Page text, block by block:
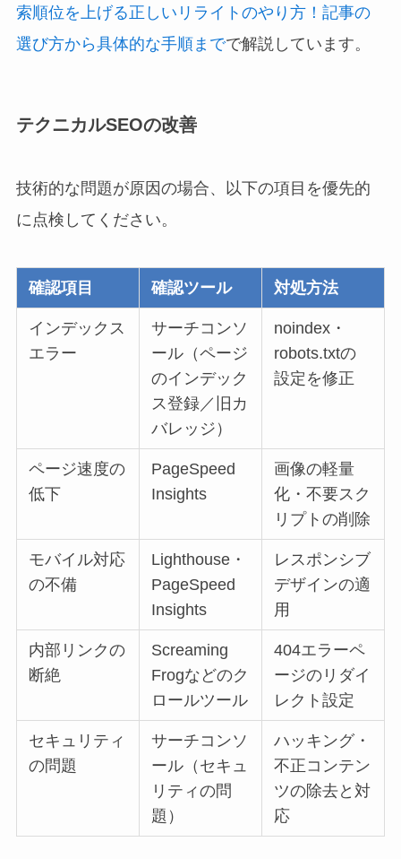
索順位を上げる正しいリライトのやり方！記事の
選び方から具体的な手順までで解説しています。
テクニカルSEOの改善
技術的な問題が原因の場合、以下の項目を優先的
に点検してください。
確認項目 確認ツール 対処方法
インデックス
エラー
サーチコンソ
ール（ページ
のインデック
ス登録／旧カ
バレッジ）
noindex・
robots.txtの
設定を修正
ページ速度の
低下
PageSpeed
Insights
画像の軽量
化・不要スク
リプトの削除
モバイル対応
の不備
Lighthouse・
PageSpeed
Insights
レスポンシブ
デザインの適
用
内部リンクの
断絶
Screaming
Frogなどのク
ロールツール
404エラーペ
ージのリダイ
レクト設定
セキュリティ
の問題
サーチコンソ
ール（セキュ
リティの問
題）
ハッキング・
不正コンテン
ツの除去と対
応